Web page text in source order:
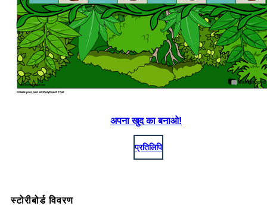
अपना खुद का बनाओ!
प्रतिलिपि
स्टोरीबोर्ड विवरण